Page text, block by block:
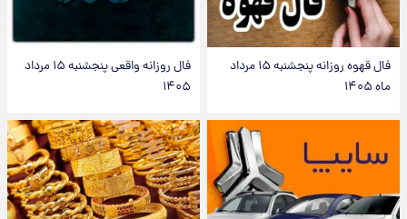
فال قهوه روزانه پنجشنبه ۱۵ مرداد
ماه ۱۴۰۵
فال روزانه واقعی پنجشنبه ۱۵ مرداد
۱۴۰۵